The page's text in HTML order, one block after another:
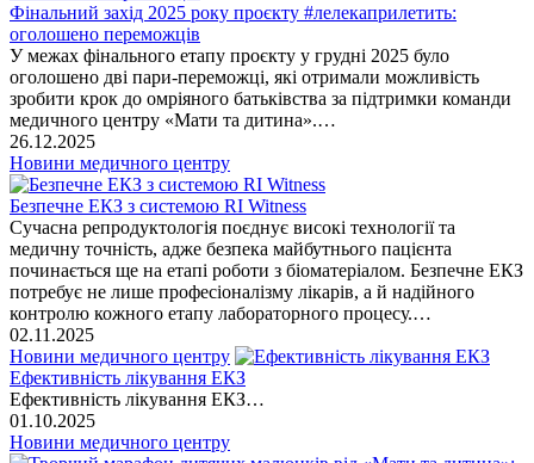
Фінальний захід 2025 року проєкту #лелекаприлетить:
оголошено переможців
У межах фінального етапу проєкту у грудні 2025 було
оголошено дві пари-переможці, які отримали можливість
зробити крок до омріяного батьківства за підтримки команди
медичного центру «Мати та дитина».…
26.12.2025
Новини медичного центру
Безпечне ЕКЗ з системою RI Witness
Сучасна репродуктологія поєднує високі технології та
медичну точність, адже безпека майбутнього пацієнта
починається ще на етапі роботи з біоматеріалом. Безпечне ЕКЗ
потребує не лише професіоналізму лікарів, а й надійного
контролю кожного етапу лабораторного процесу.…
02.11.2025
Новини медичного центру
Ефективність лікування ЕКЗ
Ефективність лікування ЕКЗ…
01.10.2025
Новини медичного центру